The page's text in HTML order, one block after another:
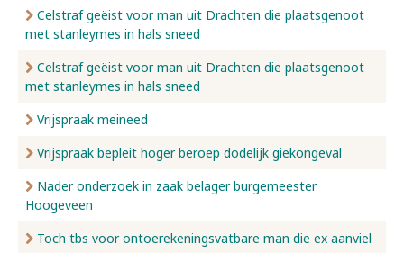
Celstraf geëist voor man uit Drachten die plaatsgenoot
met stanleymes in hals sneed
Celstraf geëist voor man uit Drachten die plaatsgenoot
met stanleymes in hals sneed
Vrijspraak meineed
Vrijspraak bepleit hoger beroep dodelijk giekongeval
Nader onderzoek in zaak belager burgemeester
Hoogeveen
Toch tbs voor ontoerekeningsvatbare man die ex aanviel